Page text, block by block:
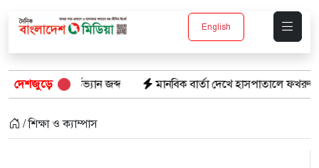
English
দেশজুড়ে
জব্দ মানবিক বার্তা দেখে হাসপাতালে ফখরুল ইসলাম খান
/ শিক্ষা ও ক্যাম্পাস